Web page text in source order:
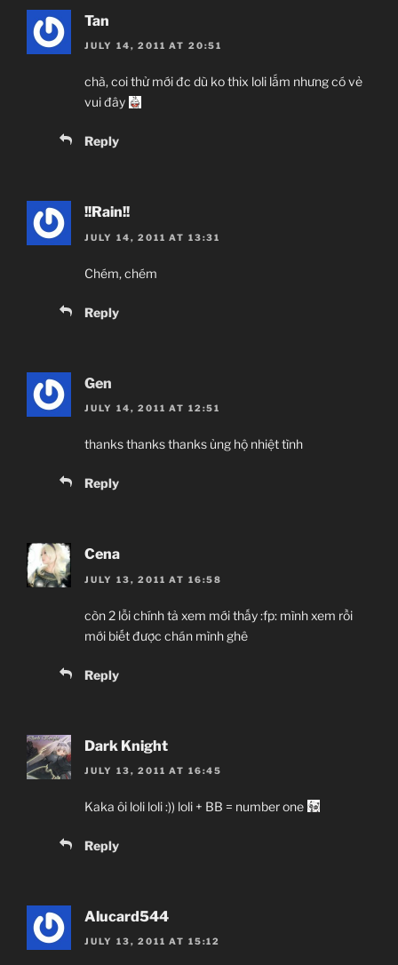
Tan
JULY 14, 2011 AT 20:51
chà, coi thử mới đc dù ko thix loli lắm nhưng có vẻ
vui đây
Reply
!!Rain!!
JULY 14, 2011 AT 13:31
Chém, chém
Reply
Gen
JULY 14, 2011 AT 12:51
thanks thanks thanks ủng hộ nhiệt tình
Reply
Cena
JULY 13, 2011 AT 16:58
còn 2 lỗi chính tả xem mới thấy :fp: mình xem rồi
mới biết được chán mình ghê
Reply
Dark Knight
JULY 13, 2011 AT 16:45
Kaka ôi loli loli :)) loli + BB = number one
Reply
Alucard544
JULY 13, 2011 AT 15:12